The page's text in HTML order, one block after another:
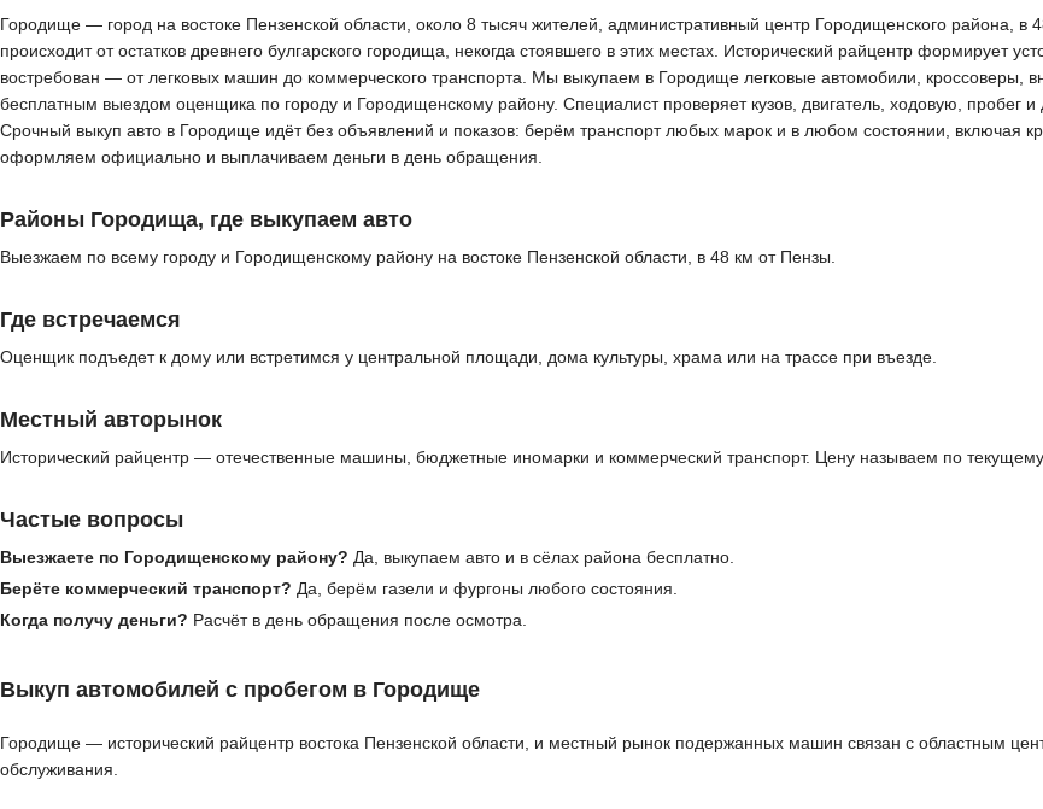
Городище — город на востоке Пензенской области, около 8 тысяч жителей, административный центр Городищенского района, в
происходит от остатков древнего булгарского городища, некогда стоявшего в этих местах. Исторический райцентр формирует
востребован — от легковых машин до коммерческого транспорта. Мы выкупаем в Городище легковые автомобили, кроссоверы,
бесплатным выездом оценщика по городу и Городищенскому району. Специалист проверяет кузов, двигатель, ходовую, пробег
Срочный выкуп авто в Городище идёт без объявлений и показов: берём транспорт любых марок и в любом состоянии, включая
оформляем официально и выплачиваем деньги в день обращения.
Районы Городища, где выкупаем авто
Выезжаем по всему городу и Городищенскому району на востоке Пензенской области, в 48 км от Пензы.
Где встречаемся
Оценщик подъедет к дому или встретимся у центральной площади, дома культуры, храма или на трассе при въезде.
Местный авторынок
Исторический райцентр — отечественные машины, бюджетные иномарки и коммерческий транспорт. Цену называем по текущему
Частые вопросы
Выезжаете по Городищенскому району? Да, выкупаем авто и в сёлах района бесплатно.
Берёте коммерческий транспорт? Да, берём газели и фургоны любого состояния.
Когда получу деньги? Расчёт в день обращения после осмотра.
Выкуп автомобилей с пробегом в Городище
Городище — исторический райцентр востока Пензенской области, и местный рынок подержанных машин связан с областным
обслуживания.